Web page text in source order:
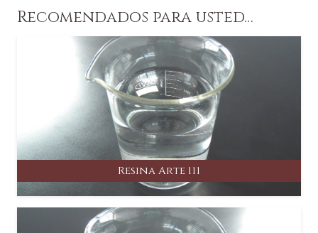
Recomendados para usted…
Resina Arte 111